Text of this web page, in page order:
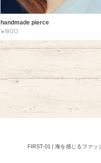
handmade pierce
¥800
FIRST-01 | 海を感じるファ